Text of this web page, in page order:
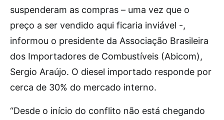
suspenderam as compras – uma vez que o
preço a ser vendido aqui ficaria inviável -,
informou o presidente da Associação Brasileira
dos Importadores de Combustíveis (Abicom),
Sergio Araújo. O diesel importado responde por
cerca de 30% do mercado interno.
“Desde o início do conflito não está chegando